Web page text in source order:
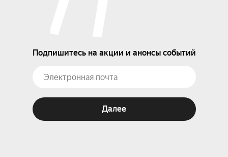
Подпишитесь на акции и анонсы событий
Далее